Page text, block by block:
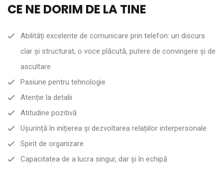
CE NE DORIM DE LA TINE
Abilități excelente de comunicare prin telefon: un discurs
clar și structurat, o voce plăcută, putere de convingere și de
ascultare
Pasiune pentru tehnologie
Atenție la detalii
Atitudine pozitivă
Ușurință în inițierea și dezvoltarea relațiilor interpersonale
Spirit de organizare
Capacitatea de a lucra singur, dar și în echipă